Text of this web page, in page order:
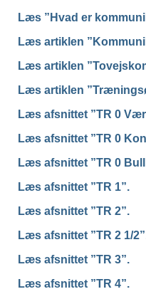
Læs ”Hvad er
Læs artiklen
Læs artiklen
Læs artiklen
Læs afsnittet ”TR 0
Læs afsnittet ”TR 0
Læs afsnittet ”TR 0
Læs afsnittet ”TR 1”.
Læs afsnittet ”TR 2”.
Læs afsnittet ”TR 2 1/
Læs afsnittet ”TR 3”.
Læs afsnittet ”TR 4”.